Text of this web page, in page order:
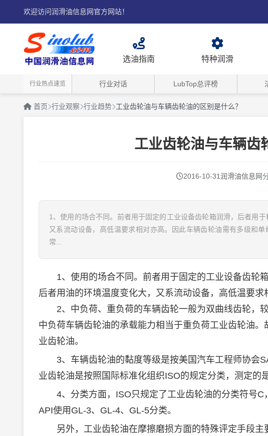
欢迎访问润滑油信息网官方网站！
选油指南 特种润滑
行业热点速览 行业对话 LubTop总评榜
首页 行业观察 行业趋势 工业齿轮油与车辆齿轮油的区别是什么？
工业齿轮油与车辆齿
2016-10-31润滑油信息网
1、使用的场合不同。前者用于固定的工业设备齿轮箱润滑，后者用
又系流动设备，高低温要求相对亦高。因此车辆齿轮油需有多级和
常...
1、使用的场合不同。前者用于固定的工业设备齿轮箱
后者用油的环境温度变化大，又系流动设备，高低温要求
2、中负荷、重负荷的车辆齿轮一般为双曲线齿轮，
中负荷车辆齿轮油的承载能力相当于重负荷工业齿轮油
业齿轮油。
3、车辆齿轮油的黏度等级是按美国汽车工程师协会
业齿轮油是按照国际标准化组织ISO的规定分类，测定的
4、分类方面，ISO只规定了工业齿轮油的分类符号C
API使用GL-3、GL-4、GL-5分类。
另外，工业齿轮油在摩擦磨损方面的特殊评定手段主